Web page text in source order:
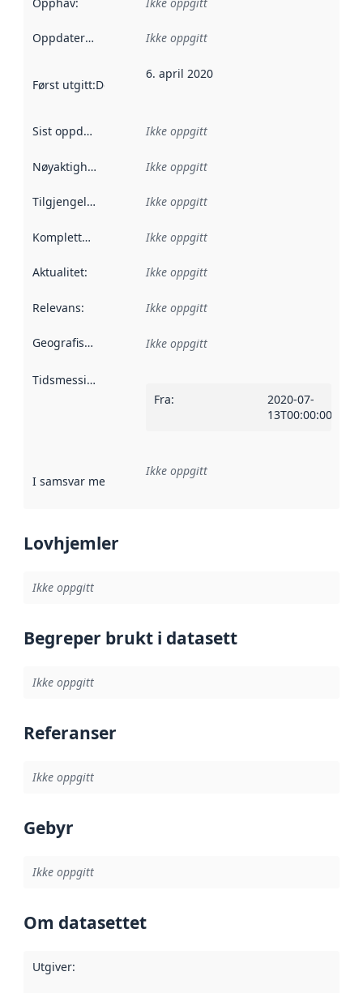
Oppdateringsfrekvens :
Ikke oppgitt
Først utgitt:Denne datoen sier når dataene i dette
6. april 2020
Sist oppdatert Ikke oppgitt
Nøyaktighet Ikke oppgitt
Tilgjengelighet Ikke oppgitt
Kompletthet Ikke oppgitt
Aktualitet: Ikke oppgitt
Relevans: Ikke oppgitt
Geografisk avgrensning :
Ikke oppgitt
Tidsmessig avgrensning
Fra:
2020-07-
13T00:00:00Z
I samsvar med Referanse til en implementasjonsregel
Ikke oppgitt
Lovhjemler
Ikke oppgitt
Begreper brukt i datasett
Ikke oppgitt
Referanser
Ikke oppgitt
Gebyr
Ikke oppgitt
Om datasettet
Utgiver: